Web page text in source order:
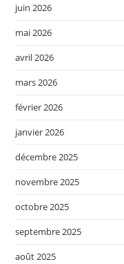
juin 2026
mai 2026
avril 2026
mars 2026
février 2026
janvier 2026
décembre 2025
novembre 2025
octobre 2025
septembre 2025
août 2025